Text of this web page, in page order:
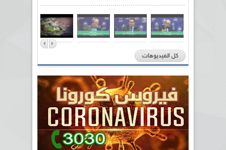
كل الفيديوهات